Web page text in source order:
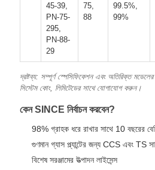
45-39,
PN-75-
295,
PN-88-
29
75,
88
99.5%,
99%
দ্রষ্টব্য: সম্পূর্ণ স্পেসিফিকেশন এবং অতিরিক্ত
সিস্টেম কোং, লিমিটেডের সাথে যোগাযোগ করুন।
কেন SINCE নির্বাচন করবেন?
98% গ্রাহক ধরে রাখার সাথে 10 বছরের
গুণমান গ্যাস প্ল্যান্টের জন্য CCS এবং TS
বিশেষ সরঞ্জামের উত্পাদন লাইসেন্স